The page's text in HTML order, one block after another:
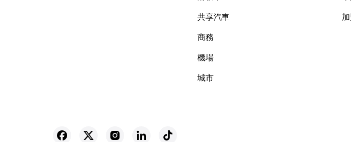
共享汽車
商務
機場
城市